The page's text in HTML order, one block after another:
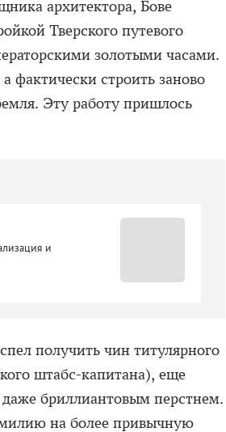
архитектора, Бове
Тверского путевого
золотыми часами.
фактически строить заново
Эту работу пришлось
и
получить чин титулярного
штабс-капитана), еще
бриллиантовым перстнем.
на более привычную